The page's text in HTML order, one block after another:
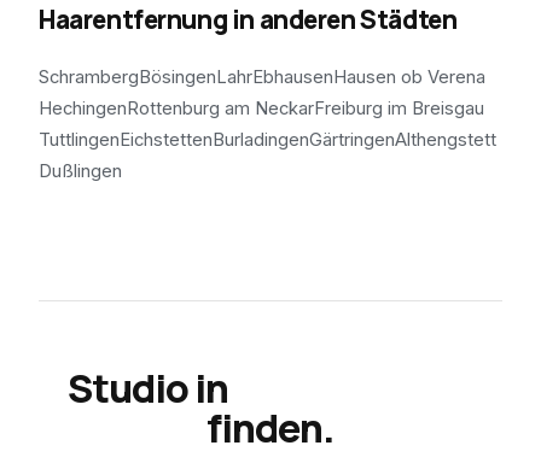
Haarentfernung in anderen Städten
SchrambergBösingenLahrEbhausenHausen ob Verena
HechingenRottenburg am NeckarFreiburg im Breisgau
TuttlingenEichstettenBurladingenGärtringenAlthengstett
Dußlingen
Studio in
finden.